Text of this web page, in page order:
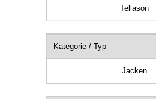
Tellason
Kategorie / Typ
Jacken